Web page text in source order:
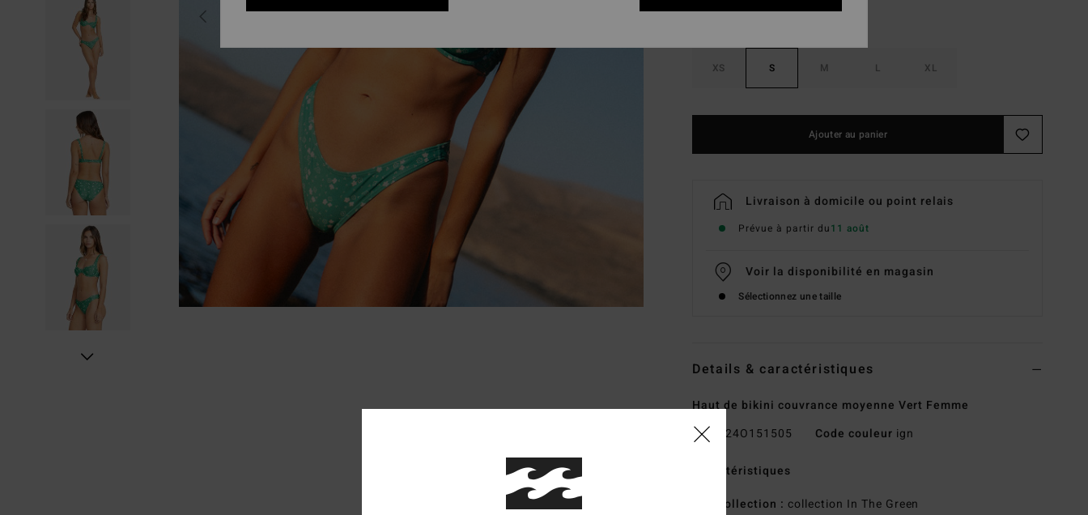
XS S M L XL
Ajouter au panier
Livraison à domicile ou point relais
Prévue à partir du11 août
Voir la disponibilité en magasin
Sélectionnez une taille
Details & caractéristiques
Haut de bikini couvrance moyenne Vert Femme
Style
24O151505 Code couleur ign
Caractéristiques
Collection : collection In The Green